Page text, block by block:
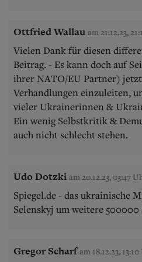
Ottfried Wallau am 21.12.23,
Vielen Dank für diesen
Beitrag. - Es kann doch auf
ihrer NATO/EU Partner)
Verhandlungen einzuleiten,
vieler Ukrainerinnen &
Ein wenig Selbstkritik &
auch nicht schlecht stehen.
Udo Dotzki am 20.12.23, 03:47
Spiegel.de - das ukrainische
Selenskyj um weitere 500000
Gregor Scharf am 18.12.23,